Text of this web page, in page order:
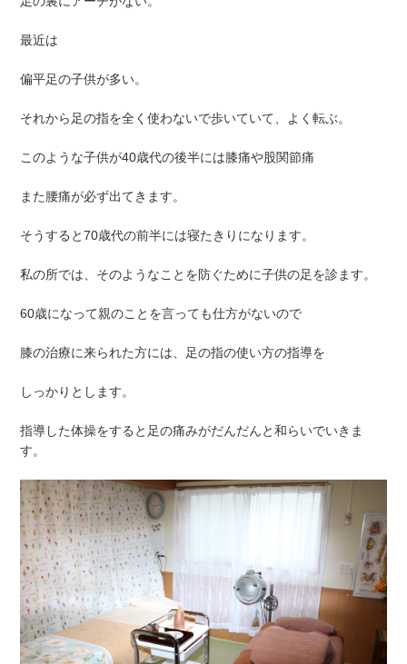
最近は
偏平足の子供が多い。
それから足の指を全く使わないで歩いていて、よく転ぶ。
このような子供が40歳代の後半には膝痛や股関節痛
また腰痛が必ず出てきます。
そうすると70歳代の前半には寝たきりになります。
私の所では、そのようなことを防ぐために子供の足を診ます。
60歳になって親のことを言っても仕方がないので
膝の治療に来られた方には、足の指の使い方の指導を
しっかりとします。
指導した体操をすると足の痛みがだんだんと和らいでいきま
す。